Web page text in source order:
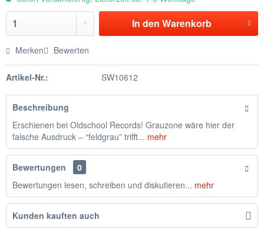
In den Warenkorb
Merken Bewerten
Artikel-Nr.: SW10612
Beschreibung
Erschienen bei Oldschool Records! Grauzone wäre hier der
falsche Ausdruck – “feldgrau” trifft... mehr
Bewertungen
0
Bewertungen lesen, schreiben und diskutieren... mehr
Kunden kauften auch